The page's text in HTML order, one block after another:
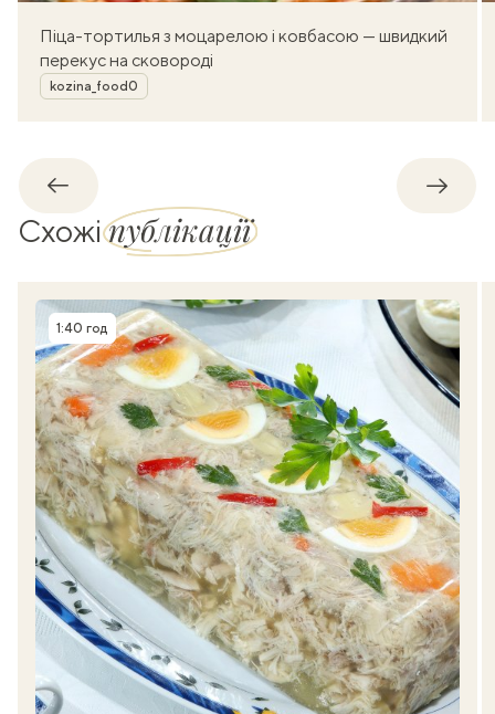
Піца-тортилья з моцарелою і ковбасою — швидкий
перекус на сковороді
Автор
kozina_food0
Назад
Схожіпублікації
Час приготування
1:40 год